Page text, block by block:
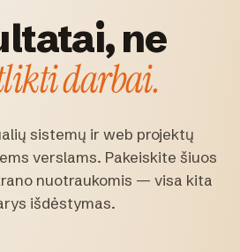
ne
darbai.
sistemų ir web projektų
verslams. Pakeiskite šiuos
nuotraukomis — visa kita
išdėstymas.